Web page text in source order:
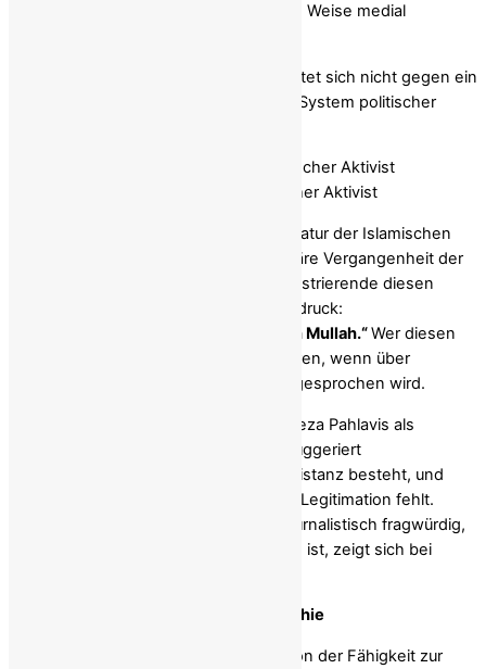
wurde. Der Iran sollte nicht auf ähnliche Weise medial
Der gegenwärtige Aufstand im Iran richtet sich nicht gegen ein
einzelnes Regime, sondern gegen ein System politischer
Hossein Yaghobi, Publizist und politischer Aktivist
Er wendet sich gegen die religiöse Diktatur der Islamischen
Republik ebenso wie gegen die autoritäre Vergangenheit der
Monarchie. Seit Jahren bringen Demonstrierende diesen
Anspruch unmissverständlich zum Ausdruck:
„Nein zur Diktatur – weder Schah noch Mullah.“Wer diesen
Ruf ernst nimmt, kann ihn nicht ignorieren, wenn über
mögliche politische Zukunftsentwürfe gesprochen wird.
Gerade deshalb wirkt die Darstellung Reza Pahlavis als
zentrale Referenzfigur irritierend. Sie suggeriert
Repräsentation, wo gesellschaftliche Distanz besteht, und
Führungsanspruch, wo demokratische Legitimation fehlt.
Warum diese Inszenierung nicht nur journalistisch fragwürdig,
sondern gesellschaftlich problematisch ist, zeigt sich bei
Die ungelöste Geschichte der Monarchie
Eine demokratische Erneuerung lebt von der Fähigkeit zur